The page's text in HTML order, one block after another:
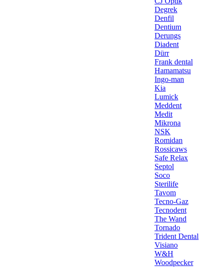
Degrek
Denfil
Dentium
Derungs
Diadent
Dürr
Frank dental
Hamamatsu
Ingo-man
Kia
Lumick
Meddent
Medit
Mikrona
NSK
Romidan
Rossicaws
Safe Relax
Septol
Soco
Sterilife
Tavom
Tecno-Gaz
Tecnodent
The Wand
Tornado
Trident Dental
Visiano
W&H
Woodpecker